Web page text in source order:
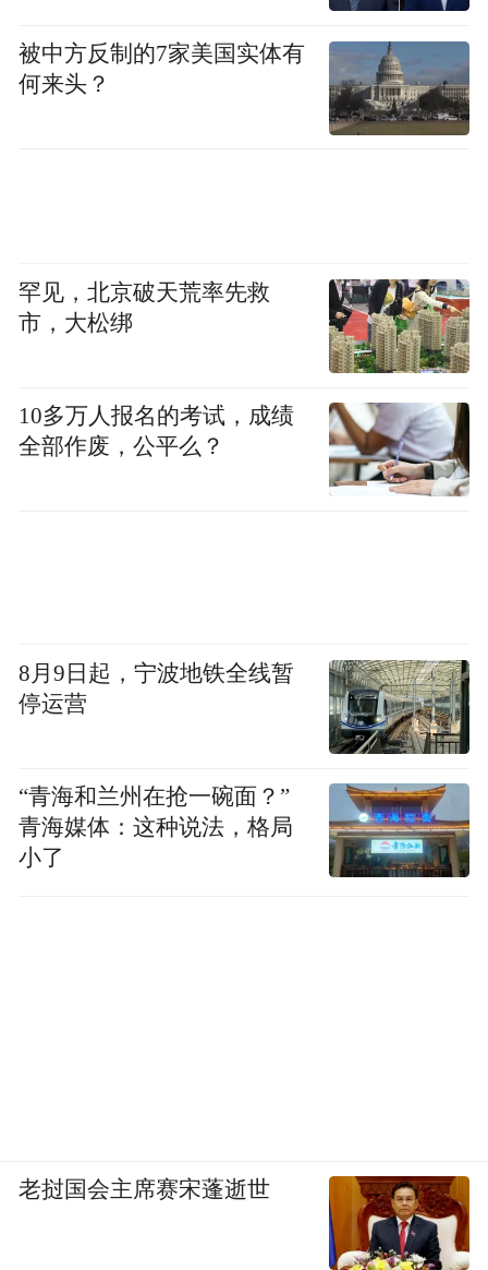
被中方反制的7家美国实体有
何来头？
罕见，北京破天荒率先救
市，大松绑
10多万人报名的考试，成绩
全部作废，公平么？
8月9日起，宁波地铁全线暂
停运营
“青海和兰州在抢一碗面？”
青海媒体：这种说法，格局
小了
老挝国会主席赛宋蓬逝世